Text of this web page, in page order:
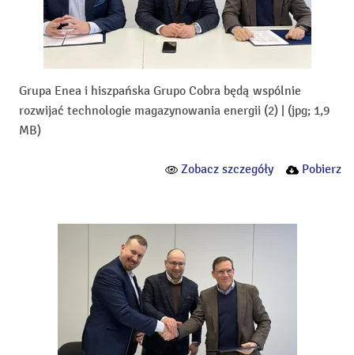
Grupa Enea i hiszpańska Grupo Cobra będą wspólnie
rozwijać technologie magazynowania energii (2)
(jpg; 1,9
MB)
Zobacz szczegóły Pobierz